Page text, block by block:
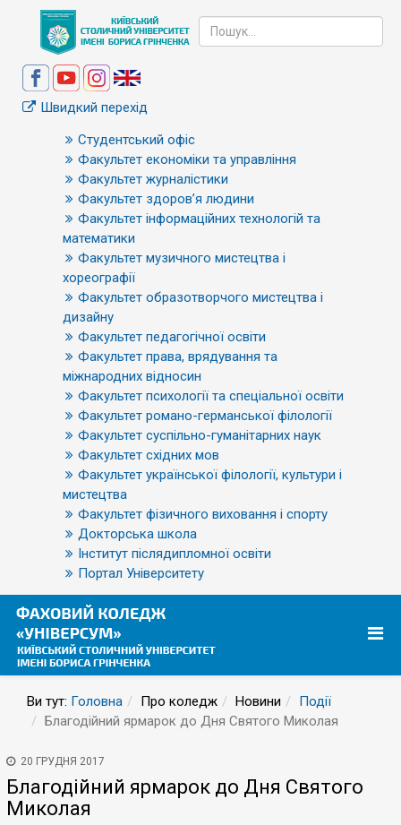
Швидкий перехід
Студентський офіс
Факультет економіки та управління
Факультет журналістики
Факультет здоров’я людини
Факультет інформаційних технологій та
математики
Факультет музичного мистецтва і
хореографії
Факультет образотворчого мистецтва і
дизайну
Факультет педагогічної освіти
Факультет права, врядування та
міжнародних відносин
Факультет психології та спеціальної освіти
Факультет романо-германської філології
Факультет суспільно-гуманітарних наук
Факультет східних мов
Факультет української філології, культури і
мистецтва
Факультет фізичного виховання і спорту
Докторська школа
Інститут післядипломної освіти
Портал Університету
Ви тут: Головна Про коледж Новини
Події
Благодійний ярмарок до Дня Святого Миколая
20 ГРУДНЯ 2017
Благодійний ярмарок до Дня Святого
Миколая